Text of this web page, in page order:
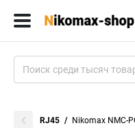
RJ45 Nikomax NMC-